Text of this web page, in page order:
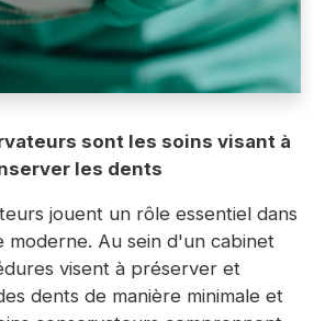
sont les soins visant à
les dents
jouent un rôle essentiel dans
moderne. Au sein d'un cabinet
visent à préserver et
dents de manière minimale et